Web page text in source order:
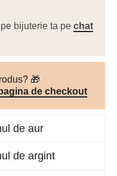
bijuterie ta pe chat
🎁
de checkout
de aur
de argint